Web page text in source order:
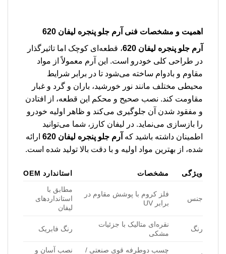
اهمیت و مشخصات فنی آرم جلو پنجره لیفان 620
آرم جلو پنجره لیفان 620
، قطعه‌ای کوچک اما تاثیرگذار
در طراحی کلی خودرو است. این آرم معمولاً از مواد
مقاوم و بادوام ساخته می‌شود تا در برابر شرایط
محیطی مختلف مانند نور خورشید، باران و گرد و غبار
مقاومت کند. نصب صحیح و محکم این قطعه، از افتادن
و مفقود شدن آن جلوگیری می‌کند و ظاهر اولیه خودرو
را بازسازی می‌نماید. در لیفان کارز، شما می‌توانید
اطمینان داشته باشید که آرم جلو پنجره لیفان 620
ارائه
شده، از بهترین مواد اولیه و با دقت بالا تولید شده است.
ویژگی مشخصات استاندارد OEM
جنس
فلز کروم با پوشش مقاوم در
برابر UV
مطابق با
استانداردهای
لیفان
رنگ
نقره‌ای متالیک با جزئیات
مشکی
رنگ فابریک
چسب دوطرفه قوی صنعتی / نصب آسان و